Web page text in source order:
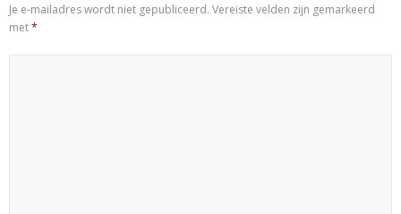
Je e-mailadres wordt niet gepubliceerd. Vereiste velden zijn gemarkeerd
met*